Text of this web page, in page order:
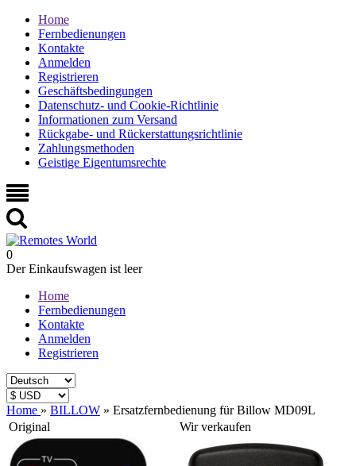
Home
Fernbedienungen
Kontakte
Anmelden
Registrieren
Geschäftsbedingungen
Datenschutz- und Cookie-Richtlinie
Informationen zum Versand
Rückgabe- und Rückerstattungsrichtlinie
Zahlungsmethoden
Geistige Eigentumsrechte
0
Der Einkaufswagen ist leer
Home
Fernbedienungen
Kontakte
Anmelden
Registrieren
Home » BILLOW » Ersatzfernbedienung für Billow MD09L
Original
Wir verkaufen